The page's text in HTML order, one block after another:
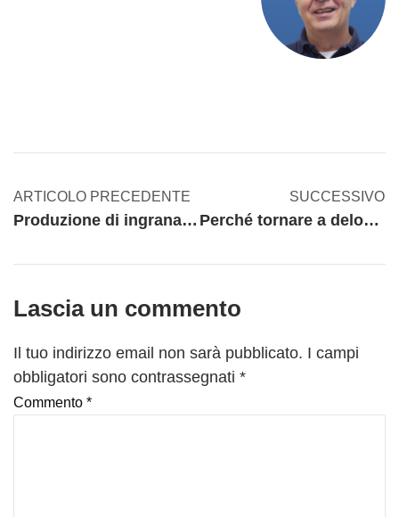
ARTICOLO PRECEDENTE
Produzione di ingranaggi tramite additive manufacturing: opportunità e limiti
SUCCESSIVO
Perché tornare a delocalizzare dopo una scelta di reshoring?
Lascia un commento
Il tuo indirizzo email non sarà pubblicato. I campi
obbligatori sono contrassegnati *
Commento *